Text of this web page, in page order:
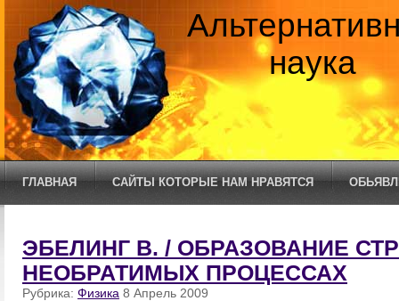
наука
ГЛАВНАЯ САЙТЫ КОТОРЫЕ НАМ НРАВЯТСЯ
ЭБЕЛИНГ В. / ОБРАЗОВАНИЕ
НЕОБРАТИМЫХ ПРОЦЕССАХ
Рубрика: Физика 8 Апрель 2009